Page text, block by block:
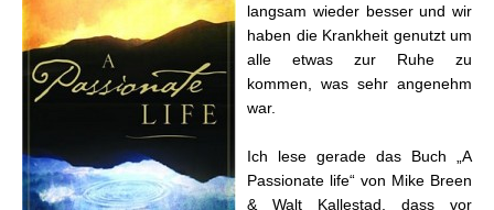
MEDIEN
KONTAKT
langsam wieder besser und wir
haben die Krankheit genutzt um
alle etwas zur Ruhe zu
kommen, was sehr angenehm
war.
Ich lese gerade das Buch „A
Passionate life“ von Mike Breen
& Walt Kallestad, dass vor